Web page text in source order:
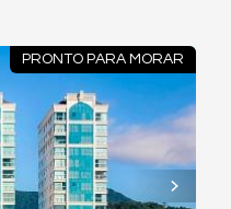
PRONTO PARA MORAR